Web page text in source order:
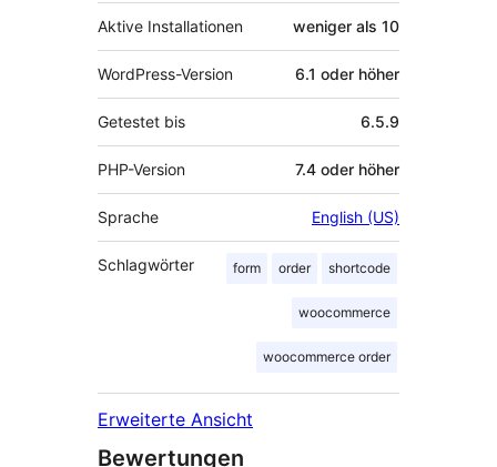
Aktive Installationen weniger als 10
WordPress-Version 6.1 oder höher
Getestet bis 6.5.9
PHP-Version 7.4 oder höher
Sprache English (US)
Schlagwörter form order shortcode
woocommerce
woocommerce order
Erweiterte Ansicht
Bewertungen